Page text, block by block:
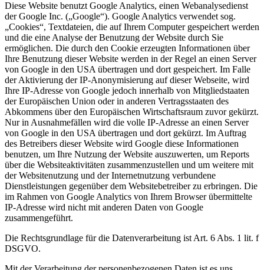
Diese Website benutzt Google Analytics, einen Webanalysedienst
der Google Inc. („Google“). Google Analytics verwendet sog.
„Cookies“, Textdateien, die auf Ihrem Computer gespeichert werden
und die eine Analyse der Benutzung der Website durch Sie
ermöglichen. Die durch den Cookie erzeugten Informationen über
Ihre Benutzung dieser Website werden in der Regel an einen Server
von Google in den USA übertragen und dort gespeichert. Im Falle
der Aktivierung der IP-Anonymisierung auf dieser Webseite, wird
Ihre IP-Adresse von Google jedoch innerhalb von Mitgliedstaaten
der Europäischen Union oder in anderen Vertragsstaaten des
Abkommens über den Europäischen Wirtschaftsraum zuvor gekürzt.
Nur in Ausnahmefällen wird die volle IP-Adresse an einen Server
von Google in den USA übertragen und dort gekürzt. Im Auftrag
des Betreibers dieser Website wird Google diese Informationen
benutzen, um Ihre Nutzung der Website auszuwerten, um Reports
über die Websiteaktivitäten zusammenzustellen und um weitere mit
der Websitenutzung und der Internetnutzung verbundene
Dienstleistungen gegenüber dem Websitebetreiber zu erbringen. Die
im Rahmen von Google Analytics von Ihrem Browser übermittelte
IP-Adresse wird nicht mit anderen Daten von Google
zusammengeführt.
Die Rechtsgrundlage für die Datenverarbeitung ist Art. 6 Abs. 1 lit. f
DSGVO.